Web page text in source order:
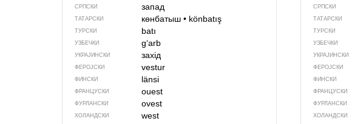
СРПСКИ запад
ТАТАРСКИ көнбатыш •könbatış
ТУРСКИ batı
УЗБЕЧКИ gʻarb
УКРАЈИНСКИ захід
ФЕРОЈСКИ vestur
ФИНСКИ länsi
ФРАНЦУСКИ ouest
ФУРЛАНСКИ ovest
ХОЛАНДСКИ west
СРПСКИ
ТАТАРСКИ
ТУРСКИ
УЗБЕЧКИ
УКРАЈИНСКИ
ФЕРОЈСКИ
ФИНСКИ
ФРАНЦУСКИ
ФУРЛАНСКИ
ХОЛАНДСКИ